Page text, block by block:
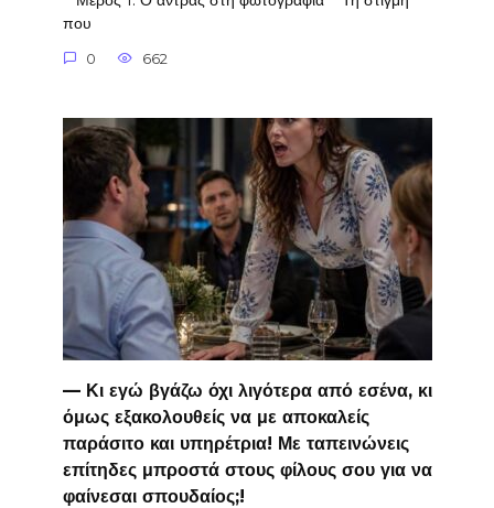
που
0 662
— Κι εγώ βγάζω όχι λιγότερα από εσένα, κι
όμως εξακολουθείς να με αποκαλείς
παράσιτο και υπηρέτρια! Με ταπεινώνεις
επίτηδες μπροστά στους φίλους σου για να
φαίνεσαι σπουδαίος;!